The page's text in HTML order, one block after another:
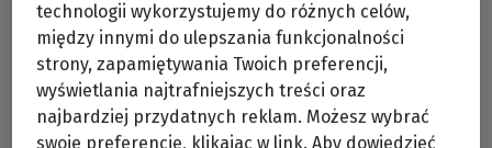
Prawidłowa weryfikacja struktury właścicielskiej
klientów w dużej mierze stanowi o efektywności
regulacji dotyczących przeciwdziałania praniu
pieniędzy i finansowaniu terroryzmu. Instytucje
obowiązane staną przed koniecznością
dostosowania swoich procesów w tym zakresie
do dwóch istotnych zmian, które są na
technologii wykorzystujemy do różnych celów,
między innymi do ulepszania funkcjonalności
strony, zapamiętywania Twoich preferencji,
wyświetlania najtrafniejszych treści oraz
najbardziej przydatnych reklam. Możesz wybrać
swoje preferencje, klikając w link. Aby dowiedzieć